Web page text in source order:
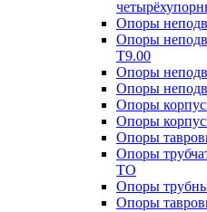
Опоры
Опоры
Т9.00
Опоры
Опоры
Опоры
Опоры
Опоры
Опоры
ТО
Опоры
Опоры